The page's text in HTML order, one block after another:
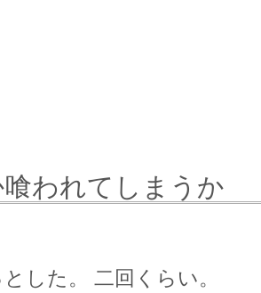
われてしまうか
した。 二回くらい。